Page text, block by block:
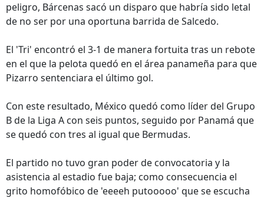
peligro, Bárcenas sacó un disparo que habría sido letal
de no ser por una oportuna barrida de Salcedo.
El 'Tri' encontró el 3-1 de manera fortuita tras un rebote
en el que la pelota quedó en el área panameña para que
Pizarro sentenciara el último gol.
Con este resultado, México quedó como líder del Grupo
B de la Liga A con seis puntos, seguido por Panamá que
se quedó con tres al igual que Bermudas.
El partido no tuvo gran poder de convocatoria y la
asistencia al estadio fue baja; como consecuencia el
grito homofóbico de 'eeeeh putooooo' que se escucha